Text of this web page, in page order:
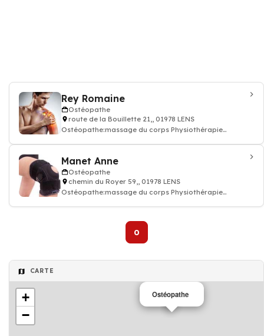
Rey Romaine
Ostéopathe
route de la Bouillette 21,, 01978 LENS
Ostéopathe:massage du corps Physiothérapie
Manet Anne
Ostéopathe
chemin du Royer 59,, 01978 LENS
Ostéopathe:massage du corps Physiothérapie
0
CARTE
Ostéopathe
+
−